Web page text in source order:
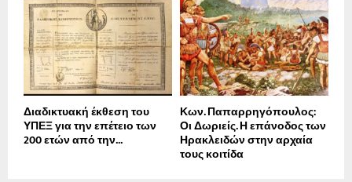
Διαδικτυακή έκθεση του
ΥΠΕΞ για την επέτειο των
200 ετών από την...
Κων. Παπαρρηγόπουλος:
Οι Δωριείς. Η επάνοδος των
Ηρακλειδών στην αρχαία
τους κοιτίδα